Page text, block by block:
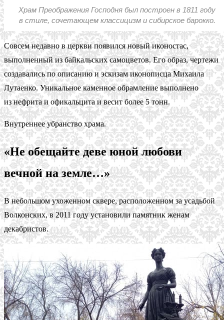
Храм Преображения Господня был построен в 1811 году
в стиле, сочетающем классицизм и сибирское барокко.
Совсем недавно в церкви появился новый иконостас,
выполненный из байкальских самоцветов. Его образ, чертежи
создавались по описанию и эскизам иконописца Михаила
Лутаенко. Уникальное каменное обрамление выполнено
из нефрита и офикальцита и весит более 5 тонн.
Внутреннее убранство храма.
«Не обещайте деве юной любови
вечной на земле…»
В небольшом ухоженном сквере, расположенном за усадьбой
Волконских, в 2011 году установили памятник женам
декабристов.